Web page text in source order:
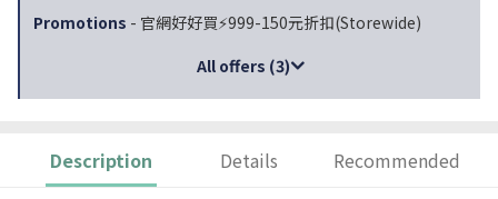
Promotions - 官網好好買⚡999-150元折扣(Storewide)
All offers (3)
Description Details Recommended